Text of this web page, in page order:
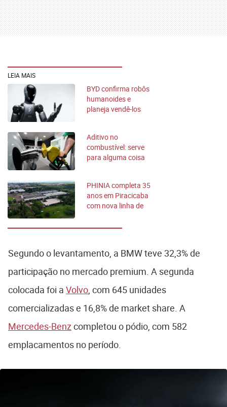
LEIA MAIS
BYD confirma robôs
humanoides e
planeja vendê-los
Aditivo no
combustível: serve
para alguma coisa
PHINIA completa 35
anos em Piracicaba
com nova linha de
Segundo o levantamento, a BMW teve 32,3% de
participação no mercado premium. A segunda
colocada foi a Volvo , com 645 unidades
comercializadas e 16,8% de market share. A
Mercedes-Benz completou o pódio, com 582
emplacamentos no período.